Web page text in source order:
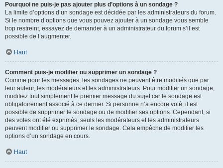
Pourquoi ne puis-je pas ajouter plus d’options à un sondage ?
La limite d’options d’un sondage est décidée par les administrateurs du forum.
Si le nombre d’options que vous pouvez ajouter à un sondage vous semble
trop restreint, essayez de demander à un administrateur du forum s’il est
possible de l’augmenter.
Haut
Comment puis-je modifier ou supprimer un sondage ?
Comme pour les messages, les sondages ne peuvent être modifiés que par
leur auteur, les modérateurs et les administrateurs. Pour modifier un sondage,
modifiez tout simplement le premier message du sujet car le sondage est
obligatoirement associé à ce dernier. Si personne n’a encore voté, il est
possible de supprimer le sondage ou de modifier ses options. Cependant, si
des votes ont été exprimés, seuls les modérateurs et les administrateurs
peuvent modifier ou supprimer le sondage. Cela empêche de modifier les
options d’un sondage en cours.
Haut